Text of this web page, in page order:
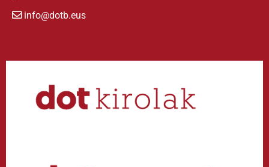
info@dotb.eus